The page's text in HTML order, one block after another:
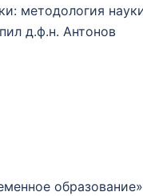
методология
д.ф.н. Антонов
образование»